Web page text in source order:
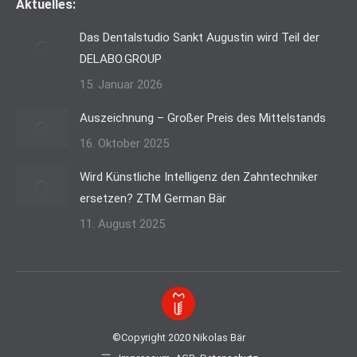
Aktuelles:
Das Dentalstudio Sankt Augustin wird Teil der
DELABO.GROUP
15. Januar 2026
Auszeichnung – Großer Preis des Mittelstands
16. Oktober 2025
Wird Künstliche Intelligenz den Zahntechniker
ersetzen? ZTM German Bär
11. August 2025
©Copyright 2020 Nikolas Bär